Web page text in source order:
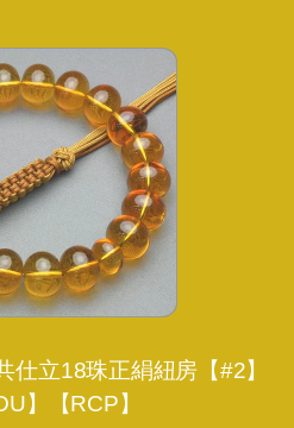
仕立18珠正絹紐房【#2】
】【RCP】